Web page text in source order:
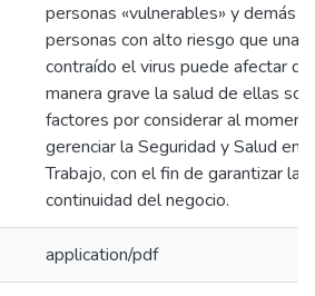
personas «vulnerables» y demás
personas con alto riesgo que una
contraído el virus puede afectar de
manera grave la salud de ellas son
factores por considerar al
gerenciar la Seguridad y Salud en
Trabajo, con el fin de garantizar la
continuidad del negocio.
application/pdf